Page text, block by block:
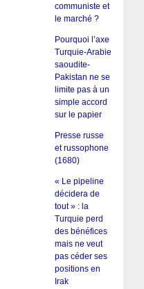
communiste et
le marché ?
Pourquoi l’axe
Turquie-Arabie
saoudite-
Pakistan ne se
limite pas à un
simple accord
sur le papier
Presse russe
et russophone
(1680)
« Le pipeline
décidera de
tout » : la
Turquie perd
des bénéfices
mais ne veut
pas céder ses
positions en
Irak